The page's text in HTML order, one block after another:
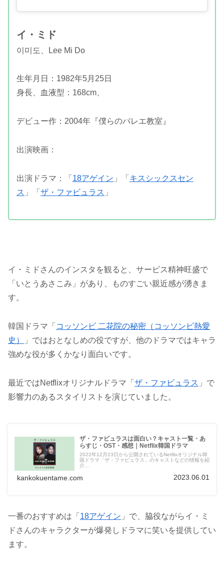
イ・ミド
이미도、Lee Mi Do
生年月日：1982年5月25日
身長、血液型：168cm、
デビュー作：2004年『僕らのバレエ教室』
出演映画：
出演ドラマ：「 18アゲイン 」「 キスシックスセン
ス 」「 ザ・ファビュラス 」
イ・ミドさんのインスタを観ると、サービス精神旺盛で
「いとうあさこみ」があり、ものすごい親近感が湧きま
す。
韓国ドラマ「 コッソンビ 二花院の秘密（コッソンビ熱愛
史）
」ではおとなしめの役ですが、他のドラマではキャラ
強めな役が多くかなり面白いです。
最近ではNetflixオリジナルドラマ「 ザ・ファビュラス 」で
影響力のあるスタイリストを演じていました。
ザ・ファビュラスは面白い？キャスト一覧・あ
らすじ・OST・感想｜Netflix韓国ドラマ
2022年12月23日から公開されているNetflixオリジナル韓
国ドラマ「ザ・ファビュラス」のキャストなどの情報を紹
介...
kankokuentame.com 2023.06.01
一番のおすすめは「 18アゲイン 」で、脇役ながらイ・ミ
ドさんのキャラクターが爆発しドラマに笑いを提供してい
ます。